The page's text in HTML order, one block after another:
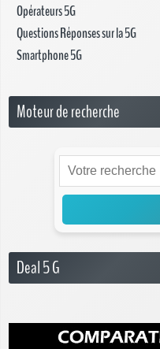
Opérateurs 5G
Questions Réponses sur la 5G
Smartphone 5G
Moteur de recherche
Deal 5 G